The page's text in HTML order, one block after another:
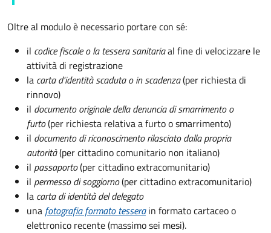
Oltre al modulo è necessario portare con sé:
il codice fiscale o la tessera sanitariaal fine di velocizzare le
attività di registrazione
la carta d'identità scaduta o in scadenza(per richiesta di
rinnovo)
il documento originale della denuncia di smarrimento o
furto(per richiesta relativa a furto o smarrimento)
il documento di riconoscimento rilasciato dalla propria
autorità(per cittadino comunitario non italiano)
il passaporto(per cittadino extracomunitario)
il permesso di soggiorno(per cittadino extracomunitario)
la carta di identità del delegato
una fotografia formato tessera in formato cartaceo o
elettronico recente (massimo sei mesi).